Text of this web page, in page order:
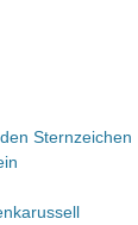
Sternzeichen